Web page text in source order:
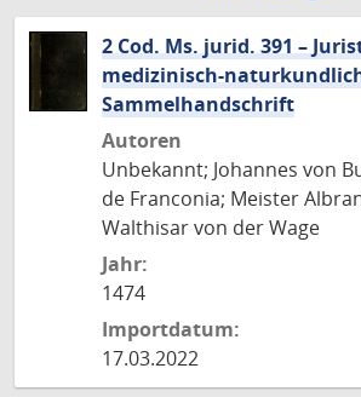
2 Cod. Ms. jurid. 391 –
medizinisch-
Sammelhandschrift
Autoren
Unbekannt; Johannes von
de Franconia; Meister
Walthisar von der Wage
Jahr:
1474
Importdatum:
17.03.2022